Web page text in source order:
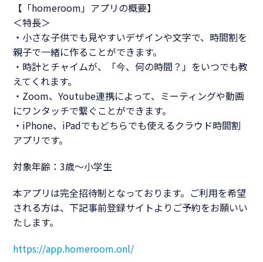
【「homeroom」アプリの概要】
＜特長＞
・小さな子供でも見やすいデザインや文字で、時間割を
親子で一緒に作ることができます。
・時計とチャイムが、「今、何の時間？」をいつでも教
えてくれます。
・Zoom、Youtube連携によって、ミーティングや動画
にワンタッチで繋ぐことができます。
・iPhone、iPadでもどちらでも使えるクラウド時間割
アプリです。
対象年齢：3歳～小学生
本アプリは完全招待制となっております。ご利用を希望
される方は、下記事前登録サイトよりご予約をお願いい
たします。
https://app.homeroom.onl/